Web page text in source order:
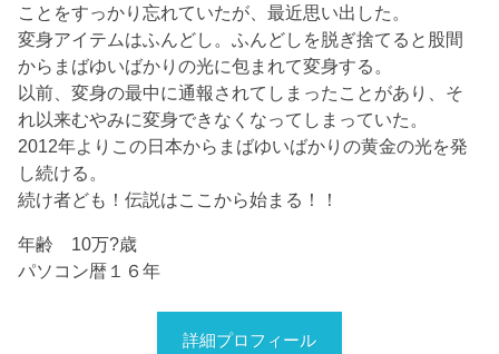
ことをすっかり忘れていたが、最近思い出した。
変身アイテムはふんどし。ふんどしを脱ぎ捨てると股間
からまばゆいばかりの光に包まれて変身する。
以前、変身の最中に通報されてしまったことがあり、そ
れ以来むやみに変身できなくなってしまっていた。
2012年よりこの日本からまばゆいばかりの黄金の光を発
し続ける。
続け者ども！伝説はここから始まる！！
年齢 10万?歳
パソコン暦１６年
詳細プロフィール